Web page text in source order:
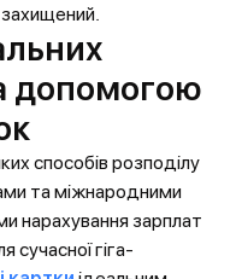
допомогою
способів розподілу
та міжнародними
нарахування зарплат
сучасної гіга-